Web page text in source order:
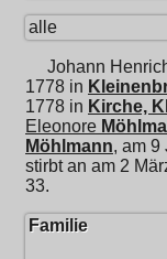
alle
Johann
1778 in
1778 in Kirche,
Eleonore
Möhlmann, am 9
stirbt an am 2
33.
Familie